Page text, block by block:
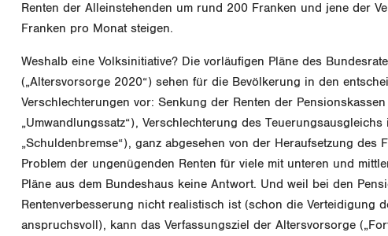
Renten der Alleinstehenden um rund 200 Franken und jene der
Franken pro Monat steigen.
Weshalb eine Volksinitiative? Die vorläufigen Pläne des
(„Altersvorsorge 2020“) sehen für die Bevölkerung in den
Verschlechterungen vor: Senkung der Renten der
„Umwandlungssatz“), Verschlechterung des
„Schuldenbremse“), ganz abgesehen von der Heraufsetzung des
Problem der ungenügenden Renten für viele mit unteren und
Pläne aus dem Bundeshaus keine Antwort. Und weil bei den
Rentenverbesserung nicht realistisch ist (schon die Verteidigung
anspruchsvoll), kann das Verfassungsziel der Altersvorsorge